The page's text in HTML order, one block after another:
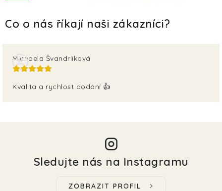
Michaela Švandrlíková
Kvalita a rychlost dodání 👍
Sledujte nás na Instagramu
ZOBRAZIT PROFIL